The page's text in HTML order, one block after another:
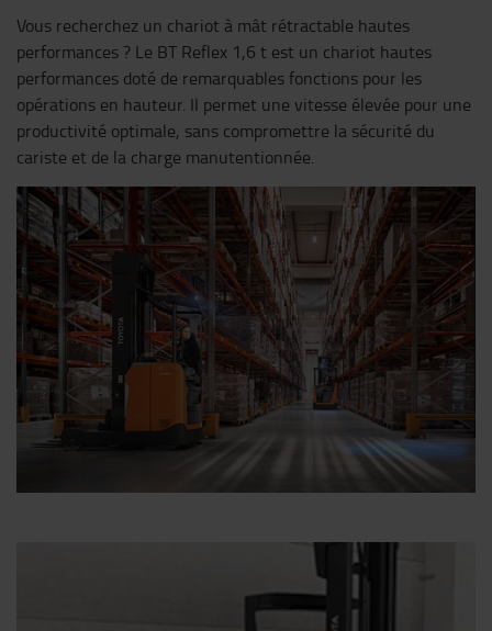
Vous recherchez un chariot à mât rétractable hautes
performances ? Le BT Reflex 1,6 t est un chariot hautes
performances doté de remarquables fonctions pour les
opérations en hauteur. Il permet une vitesse élevée pour une
productivité optimale, sans compromettre la sécurité du
cariste et de la charge manutentionnée.